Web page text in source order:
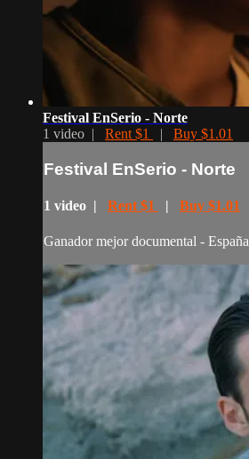
Festival EnSerio - Norte
1 video | Rent $1 | Buy $1.01
Festival EnSerio - Norte
1 video | Rent $1 | Buy $1.01
Ganador mejor documental - España